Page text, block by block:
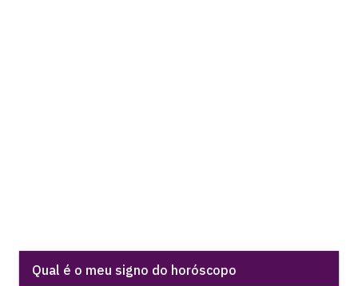
Qual é o meu signo do horóscopo